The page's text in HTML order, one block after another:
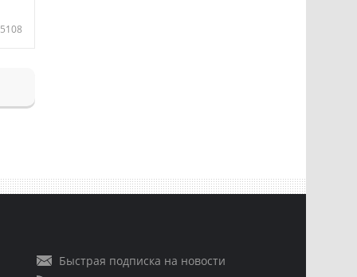
5108
Быстрая подписка на новости